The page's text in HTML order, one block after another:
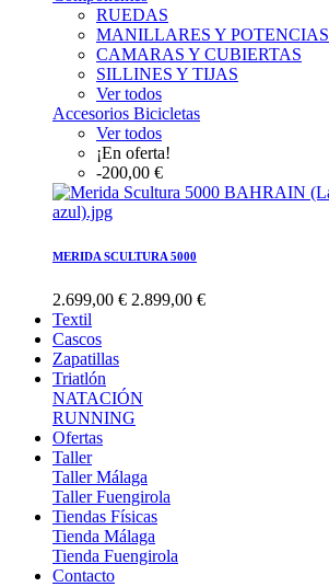
RUEDAS
MANILLARES Y POTENCIAS
CAMARAS Y CUBIERTAS
SILLINES Y TIJAS
Ver todos
Accesorios Bicicletas
Ver todos
¡En oferta!
-200,00 €
MERIDA SCULTURA 5000
2.699,00 € 2.899,00 €
Textil
Cascos
Zapatillas
Triatlón
NATACIÓN
RUNNING
Ofertas
Taller
Taller Málaga
Taller Fuengirola
Tiendas Físicas
Tienda Málaga
Tienda Fuengirola
Contacto